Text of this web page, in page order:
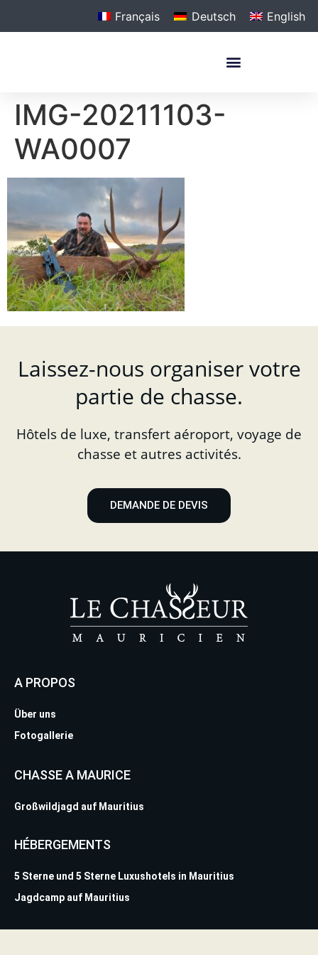
Français Deutsch English
IMG-20211103-
WA0007
Laissez-nous organiser votre
partie de chasse.
Hôtels de luxe, transfert aéroport, voyage de
chasse et autres activités.
DEMANDE DE DEVIS
A PROPOS
Über uns
Fotogallerie
CHASSE A MAURICE
Großwildjagd auf Mauritius
HÉBERGEMENTS
5 Sterne und 5 Sterne Luxushotels in Mauritius
Jagdcamp auf Mauritius